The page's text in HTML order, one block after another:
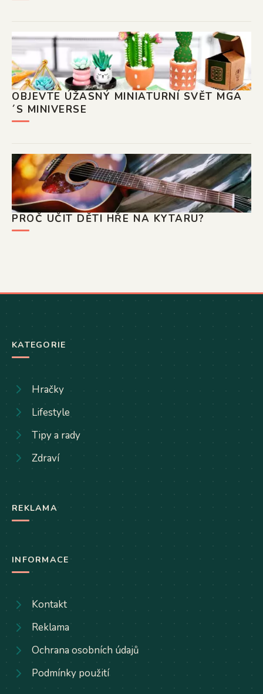
OBJEVTE ÚŽASNÝ MINIATURNÍ SVĚT MGA
´S MINIVERSE
PROČ UČIT DĚTI HŘE NA KYTARU?
KATEGORIE
Hračky
Lifestyle
Tipy a rady
Zdraví
REKLAMA
INFORMACE
Kontakt
Reklama
Ochrana osobních údajů
Podmínky použití